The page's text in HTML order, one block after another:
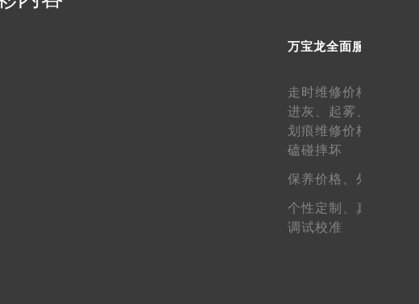
约）
预约）
万宝龙全面服务
走时维修价格、
进灰、 起雾、
划痕维修价格、
磕碰摔坏
保养价格、外观维护
个性定制、真假鉴定
调试校准